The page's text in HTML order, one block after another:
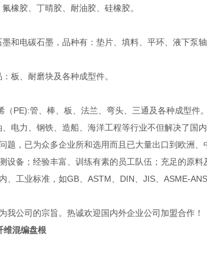
橡胶、丁晴胶、耐油胶、硅橡胶。
和电碳石墨，品种有：垫片、填料、平环、液下泵轴
板、耐磨块及各种成型件。
PE):管、棒、板、法兰、弯头、三通及各种成型件。
电力、钢铁、造船、海洋工程等行业不但解决了国
题，已为众多企业所和选用而且已大量出口到欧洲
备；经验丰富、训练有素的员工队伍；充足的原料
、工业标准，如GB、ASTM、DIN、JIS、ASME-
我公司的宗旨。热诚欢迎国内外企业公司加盟合作！
维混编盘根